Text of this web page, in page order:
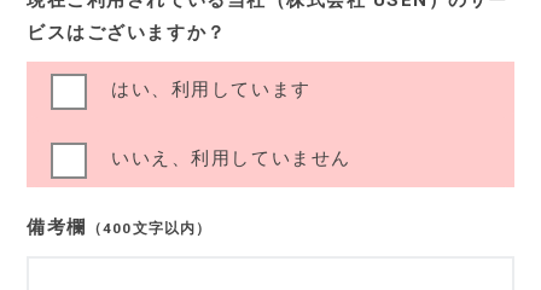
ビスはございますか？
はい、利用しています
いいえ、利用していません
備考欄 （400文字以内）